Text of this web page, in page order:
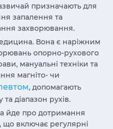
призначають для
запалення та
захворювання.
Вона є наріжним
опорно-рухового
мануальні техніки та
магніто- чи
, допомагають
діапазон рухів.
йде про дотримання
що включає регулярні